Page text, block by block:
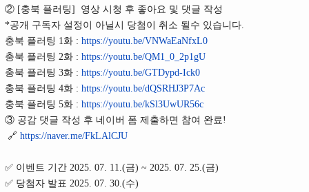
② [충북 플러팅] 영상 시청 후 좋아요 및 댓글 작성
*공개 구독자 설정이 아닐시 당첨이 취소 될수 있습니다.
충북 플러팅 1화 : https://youtu.be/VNWaEaNfxL0
충북 플러팅 2화 : https://youtu.be/QM1_0_2p1gU
충북 플러팅 3화 : https://youtu.be/GTDypd-Ick0
충북 플러팅 4화 : https://youtu.be/dQSRHJ3P7Ac
충북 플러팅 5화 : https://youtu.be/kSl3UwUR56c
③ 공감 댓글 작성 후 네이버 폼 제출하면 참여 완료!
🔗 https://naver.me/FkLAlCJU
✅ 이벤트 기간 2025. 07. 11.(금) ~ 2025. 07. 25.(금)
✅ 당첨자 발표 2025. 07. 30.(수)